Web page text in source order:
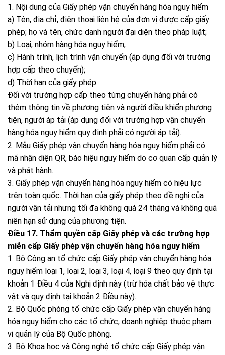
1. Nội dung của Giấy phép vận chuyển hàng hóa nguy hiểm
a) Tên, địa chỉ, điện thoại liên hệ của đơn vị được cấp giấy
phép; họ và tên, chức danh người đại diện theo pháp luật;
b) Loại, nhóm hàng hóa nguy hiểm;
c) Hành trình, lịch trình vận chuyển (áp dụng đối với trường
hợp cấp theo chuyến);
d) Thời hạn của giấy phép.
Đối với trường hợp cấp theo từng chuyến hàng phải có
thêm thông tin về phương tiện và người điều khiển phương
tiện, người áp tải (áp dụng đối với trường hợp vận chuyển
hàng hóa nguy hiểm quy định phải có người áp tải).
2. Mẫu Giấy phép vận chuyển hàng hóa nguy hiểm phải có
mã nhận diện QR, báo hiệu nguy hiểm do cơ quan cấp quản lý
và phát hành.
3. Giấy phép vận chuyển hàng hóa nguy hiểm có hiệu lực
trên toàn quốc. Thời hạn của giấy phép theo đề nghị của
người vận tải nhưng tối đa không quá 24 tháng và không quá
niên hạn sử dụng của phương tiện.
Điều 17. Thẩm quyền cấp Giấy phép và các trường hợp
miễn cấp Giấy phép vận chuyển hàng hóa nguy hiểm
1. Bộ Công an tổ chức cấp Giấy phép vận chuyển hàng hóa
nguy hiểm loại 1, loại 2, loại 3, loại 4, loại 9 theo quy định tại
khoản 1 Điều 4 của Nghị định này (trừ hóa chất bảo vệ thực
vật và quy định tại khoản 2 Điều này).
2. Bộ Quốc phòng tổ chức cấp Giấy phép vận chuyển hàng
hóa nguy hiểm cho các tổ chức, doanh nghiệp thuộc phạm
vi quản lý của Bộ Quốc phòng.
3. Bộ Khoa học và Công nghệ tổ chức cấp Giấy phép vận